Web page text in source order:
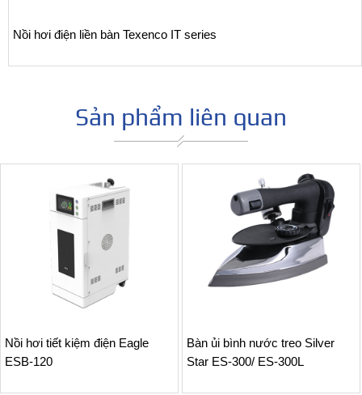
Nồi hơi điện liền bàn Texenco IT series
Sản phẩm liên quan
Nồi hơi tiết kiệm điện Eagle
ESB-120
Bàn ủi bình nước treo Silver
Star ES-300/ ES-300L